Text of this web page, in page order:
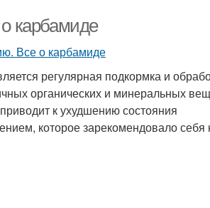
карбамиде
регулярная подкормка и
органических и минеральных
к ухудшению состояния
которое зарекомендовало